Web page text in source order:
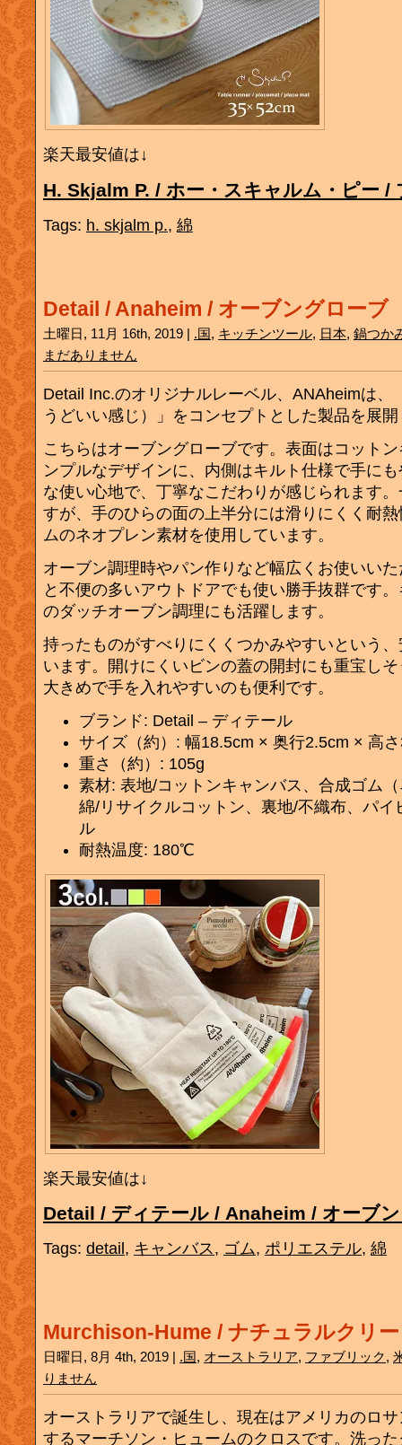
楽天最安値は↓
H. Skjalm P. / ホー・スキャルム・ピー /
Tags: h. skjalm p., 綿
Detail / Anaheim / オーブングローブ
土曜日, 11月 16th, 2019 | .国, キッチンツール, 日本, 鍋つか
まだありません
Detail Inc.のオリジナルレーベル、ANAheimは、
うどいい感じ）」をコンセプトとした製品を展
こちらはオーブングローブです。表面はコット
ンプルなデザインに、内側はキルト仕様で手に
な使い心地で、丁寧なこだわりが感じられます
すが、手のひらの面の上半分には滑りにくく耐
ムのネオプレン素材を使用しています。
オーブン調理時やパン作りなど幅広くお使いい
と不便の多いアウトドアでも使い勝手抜群です
のダッチオーブン調理にも活躍します。
持ったものがすべりにくくつかみやすいという
います。開けにくいビンの蓋の開封にも重宝し
大きめで手を入れやすいのも便利です。
ブランド: Detail – ディテール
サイズ（約）: 幅18.5cm × 奥行2.5cm × 高
重さ（約）: 105g
素材: 表地/コットンキャンバス、合成ゴム
綿/リサイクルコットン、裏地/不織布、パイ
ル
耐熱温度: 180℃
楽天最安値は↓
Detail / ディテール / Anaheim / オーブ
Tags: detail , キャンバス, ゴム, ポリエステル, 綿
Murchison-Hume / ナチュラルクリ
日曜日, 8月 4th, 2019 | .国, オーストラリア, ファブリック,
りません
オーストラリアで誕生し、現在はアメリカのロ
するマーチソン・ヒュームのクロスです。洗っ